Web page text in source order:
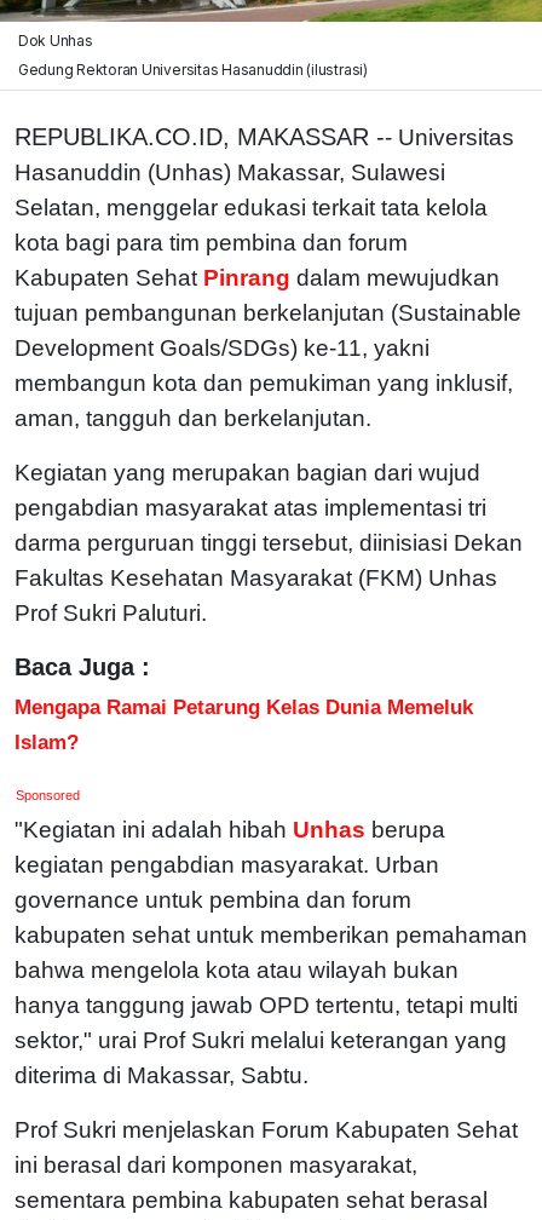
Dok Unhas
Gedung Rektoran Universitas Hasanuddin (ilustrasi)
REPUBLIKA.CO.ID, MAKASSAR -- Universitas
Hasanuddin (Unhas) Makassar, Sulawesi
Selatan, menggelar edukasi terkait tata kelola
kota bagi para tim pembina dan forum
Kabupaten Sehat Pinrang dalam mewujudkan
tujuan pembangunan berkelanjutan (Sustainable
Development Goals/SDGs) ke-11, yakni
membangun kota dan pemukiman yang inklusif,
aman, tangguh dan berkelanjutan.
Kegiatan yang merupakan bagian dari wujud
pengabdian masyarakat atas implementasi tri
darma perguruan tinggi tersebut, diinisiasi Dekan
Fakultas Kesehatan Masyarakat (FKM) Unhas
Prof Sukri Paluturi.
Baca Juga :
Mengapa Ramai Petarung Kelas Dunia Memeluk
Islam?
Sponsored
"Kegiatan ini adalah hibah Unhas berupa
kegiatan pengabdian masyarakat. Urban
governance untuk pembina dan forum
kabupaten sehat untuk memberikan pemahaman
bahwa mengelola kota atau wilayah bukan
hanya tanggung jawab OPD tertentu, tetapi multi
sektor," urai Prof Sukri melalui keterangan yang
diterima di Makassar, Sabtu.
Prof Sukri menjelaskan Forum Kabupaten Sehat
ini berasal dari komponen masyarakat,
sementara pembina kabupaten sehat berasal